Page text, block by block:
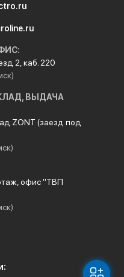
2, каб. 220
ВЫДАЧА
ZONT (заезд под
офис "ТВП